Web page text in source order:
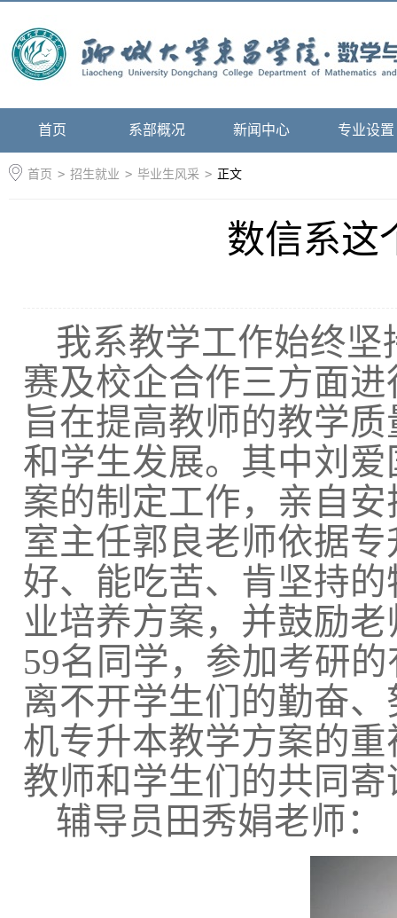
首页 系部概况 新闻中心 专业设置
首页 > 招生就业 > 毕业生风采 > 正文
数信系这
我系教学工作始终
赛及校企合作三方面
旨在提高教师的教学
和学生发展。其中刘
案的制定工作，亲自
室主任郭良老师依据
好、能吃苦、肯坚持
业培养方案，并鼓励
59名同学，参加考研的
离不开学生们的勤奋
机专升本教学方案的
教师和学生们的共同
辅导员田秀娟老师：